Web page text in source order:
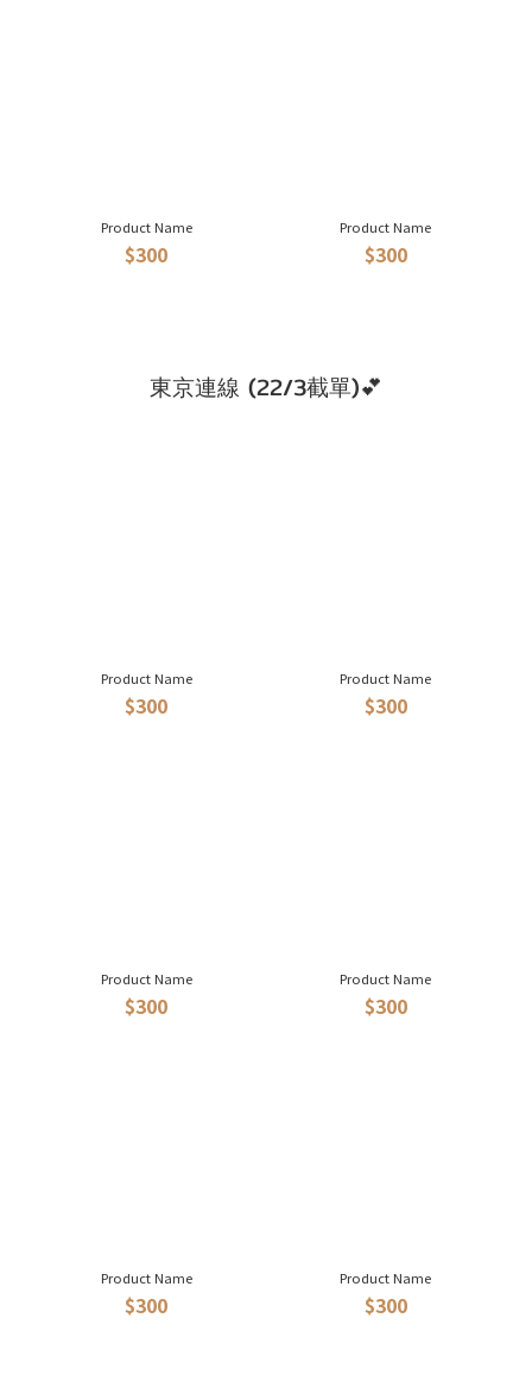
Product Name
$300
Product Name
$300
東京連線 (22/3截單)💕
Product Name
$300
Product Name
$300
Product Name
$300
Product Name
$300
Product Name
$300
Product Name
$300